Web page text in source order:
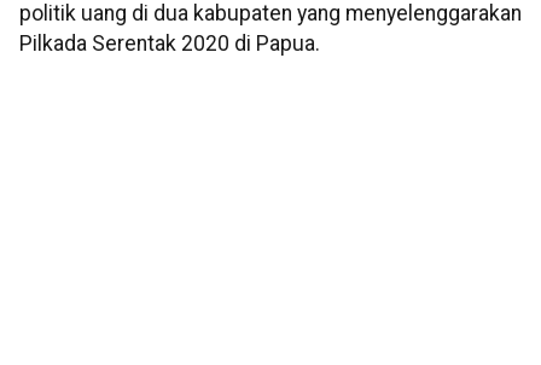
politik uang di dua kabupaten yang menyelenggarakan
Pilkada Serentak 2020 di Papua.